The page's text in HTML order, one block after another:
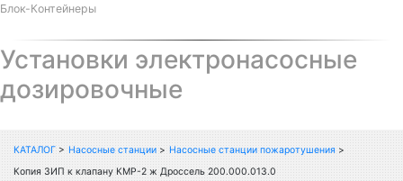
Блок-Контейнеры
Установки электронасосные
дозировочные
КАТАЛОГ > Насосные станции > Насосные станции пожаротушения >
Копия ЗИП к клапану КМР-2 ж Дроссель 200.000.013.0